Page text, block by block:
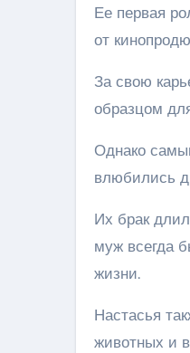
Ее первая
от
За свою
образцом
Однако
влюбились
Их брак
муж всегда
жизни.
Настасья
животных и